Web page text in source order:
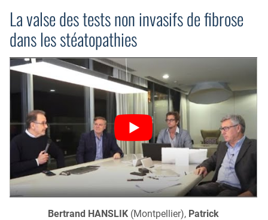
La valse des tests non invasifs de fibrose
dans les stéatopathies
Bertrand HANSLIK (Montpellier), Patrick